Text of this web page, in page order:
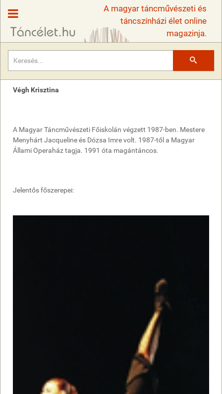
A magyar táncművészeti és
táncszínházi élet online
magazinja.
Végh Krisztina
A Magyar Táncművészeti Főiskolán végzett 1987-ben. Mestere
Menyhárt Jacqueline és Dózsa Imre volt. 1987-től a Magyar
Állami Operaház tagja. 1991 óta magántáncos.
Jelentős főszerepei: